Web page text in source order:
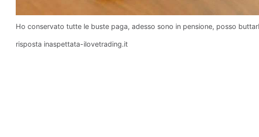
Ho conservato tutte le buste paga, adesso sono in pensione, posso
risposta inaspettata-ilovetrading.it